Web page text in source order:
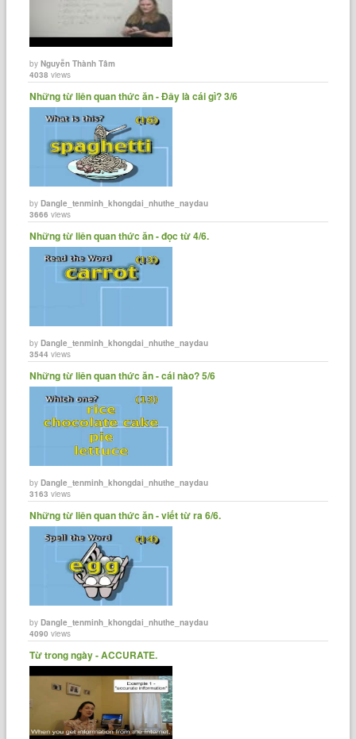
byNguyễn Thành Tâm
4038 views
Những từ liên quan thức ăn - Đây là cái gì? 3/6
byDangle_tenminh_khongdai_nhuthe_naydau
3666 views
Những từ liên quan thức ăn - đọc từ 4/6.
byDangle_tenminh_khongdai_nhuthe_naydau
3544 views
Những từ liên quan thức ăn - cái nào? 5/6
byDangle_tenminh_khongdai_nhuthe_naydau
3163 views
Những từ liên quan thức ăn - viết từ ra 6/6.
byDangle_tenminh_khongdai_nhuthe_naydau
4090 views
Từ trong ngày - ACCURATE.